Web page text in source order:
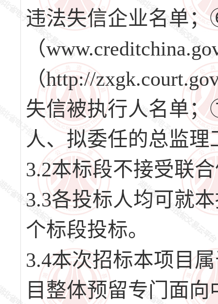
违法失信企业名单
（
（http://
失信被执行人名单
人、拟委任的总监
3.2本标段不接受联
3.3各投标人均可就
个标段投标。
3.4本次招标本项目
目整体预留专门面